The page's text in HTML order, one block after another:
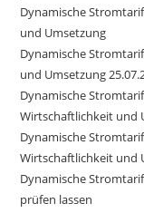
Dynamische
und Umsetzung
Dynamische
und Umsetzung
Dynamische
Wirtschaftlichkeit und
Dynamische
Wirtschaftlichkeit und
Dynamische
prüfen lassen